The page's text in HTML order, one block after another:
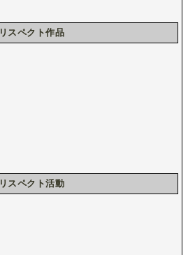
リスペクト作品
リスペクト活動